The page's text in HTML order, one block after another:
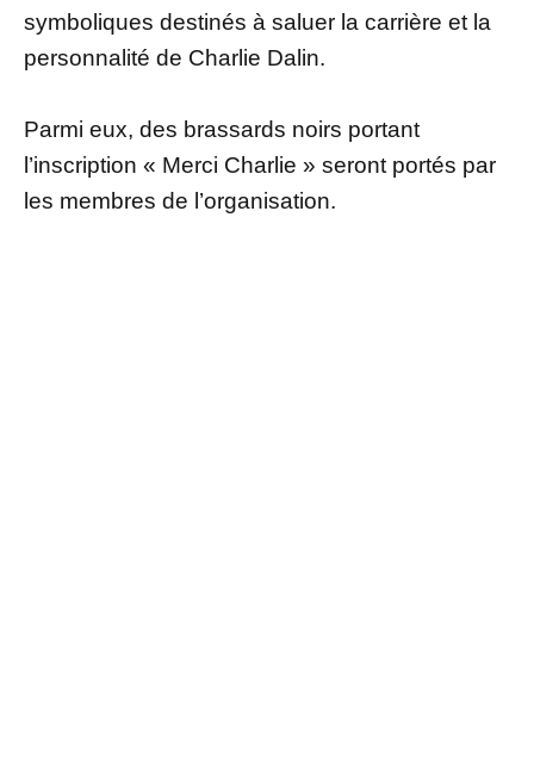
symboliques destinés à saluer la carrière et la
personnalité de Charlie Dalin.
Parmi eux, des brassards noirs portant
l’inscription « Merci Charlie » seront portés par
les membres de l’organisation.